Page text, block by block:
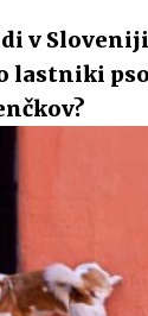
v
lastniki